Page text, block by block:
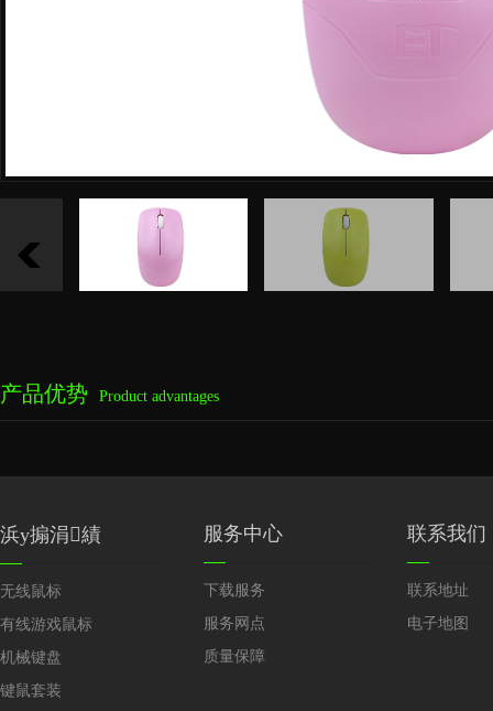
产品优势 Product advantages
浜у搧涓績
无线鼠标
有线游戏鼠标
机械键盘
键鼠套装
服务中心
下载服务
服务网点
质量保障
联系我们
联系地址
电子地图